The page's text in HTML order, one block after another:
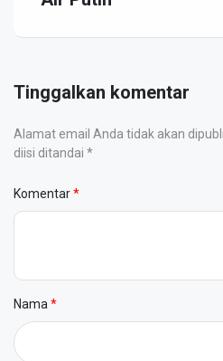
Tinggalkan komentar
Alamat email Anda tidak akan
diisi ditandai *
Komentar
Nama